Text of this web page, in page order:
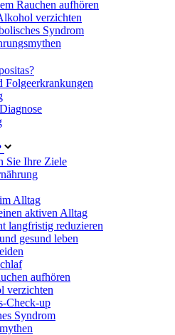
Rauchen aufhören
verzichten
Syndrom
Folgeerkrankungen
Sie Ihre Ziele
Alltag
aktiven Alltag
langfristig reduzieren
gesund leben
aufhören
verzichten
Check-up
Syndrom